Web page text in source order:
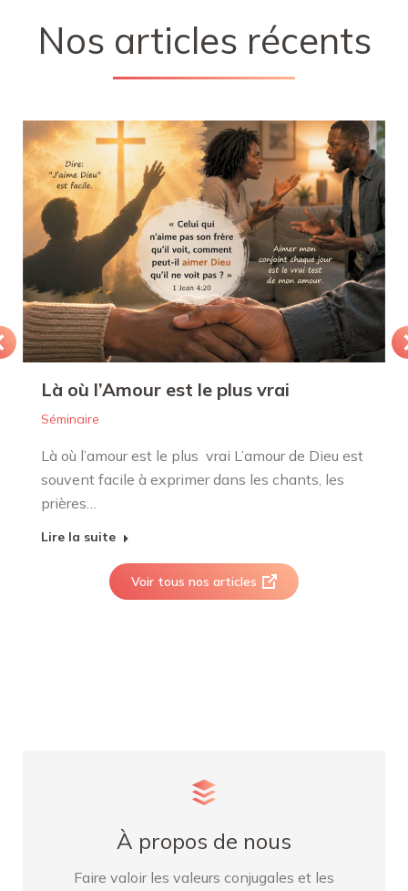
Nos articles récents
Là où l’Amour est le plus vrai
Séminaire
Là où l’amour est le plus vrai L’amour de Dieu est
souvent facile à exprimer dans les chants, les
prières…
Lire la suite
Voir tous nos articles
À propos de nous
Faire valoir les valeurs conjugales et les